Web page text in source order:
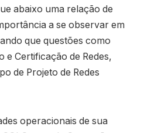
abaixo uma relação de
a se observar em
que questões como
e Certificação de Redes,
de Projeto de Redes
operacionais de sua